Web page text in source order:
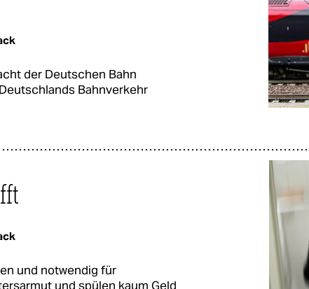
der Deutschen Bahn
Bahnverkehr
und notwendig für
und spülen kaum Geld